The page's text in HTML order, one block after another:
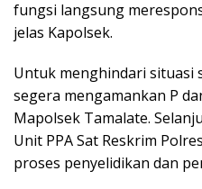
fungsi langsung
jelas Kapolsek.
Untuk menghindari situasi
segera mengamankan P
Mapolsek Tamalate.
Unit PPA Sat Reskrim
proses penyelidikan dan